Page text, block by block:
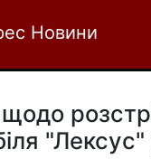
Новини
"Лексус"